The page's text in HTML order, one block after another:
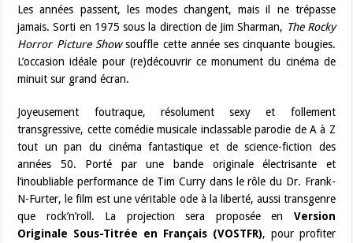
Les années passent, les modes changent, mais il ne trépasse
jamais. Sorti en 1975 sous la direction de Jim Sharman, The Rocky
Horror Picture Showsouffle cette année ses cinquante bougies.
L’occasion idéale pour (re)découvrir ce monument du cinéma de
minuit sur grand écran.
Joyeusement foutraque, résolument sexy et follement
transgressive, cette comédie musicale inclassable parodie de A à Z
tout un pan du cinéma fantastique et de science-fiction des
années 50. Porté par une bande originale électrisante et
l’inoubliable performance de Tim Curry dans le rôle du Dr. Frank-
N-Furter, le film est une véritable ode à la liberté, aussi transgenre
que rock’n’roll. La projection sera proposée en Version
Originale Sous-Titrée en Français (VOSTFR), pour profiter